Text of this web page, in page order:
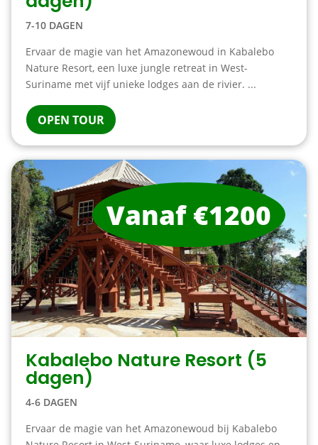
7-10 DAGEN
Ervaar de magie van het Amazonewoud in Kabalebo
Nature Resort, een luxe jungle retreat in West-
Suriname met vijf unieke lodges aan de rivier. ...
OPEN TOUR
Kabalebo Nature Resort (5
dagen)
4-6 DAGEN
Ervaar de magie van het Amazonewoud bij Kabalebo
Vanaf €1200